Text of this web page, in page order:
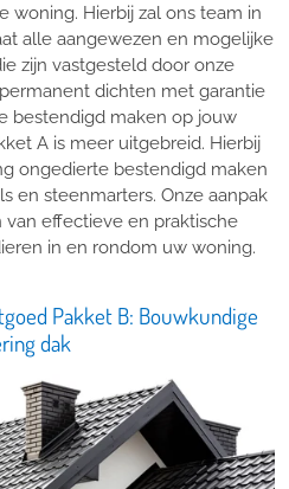
woning. Hierbij zal ons team in
alle aangewezen en mogelijke
zijn vastgesteld door onze
dichten met garantie
bestendigd maken op jouw
A is meer uitgebreid. Hierbij
ongedierte bestendigd maken
en steenmarters. Onze aanpak
effectieve en praktische
in en rondom uw woning.
Pakket B: Bouwkundige
dak